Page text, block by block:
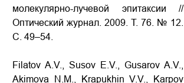
молекулярно-лучевой эпитаксии //
Оптический журнал. 2009. Т. 76. № 12.
С. 49–54.
Filatov A.V., Susov E.V., Gusarov A.V.,
Akimova N.M., Krapukhin V.V., Karpov